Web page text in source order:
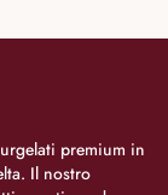
premium in
Il nostro